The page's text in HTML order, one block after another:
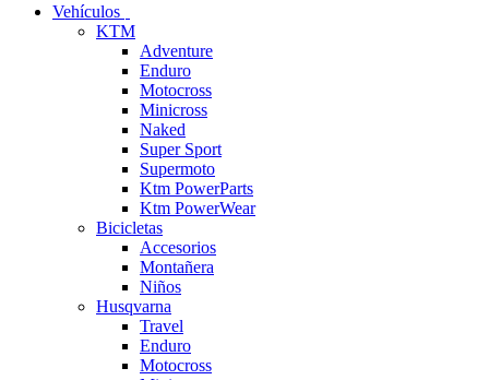
Vehículos
KTM
Adventure
Enduro
Motocross
Minicross
Naked
Super Sport
Supermoto
Ktm PowerParts
Ktm PowerWear
Bicicletas
Accesorios
Montañera
Niños
Husqvarna
Travel
Enduro
Motocross